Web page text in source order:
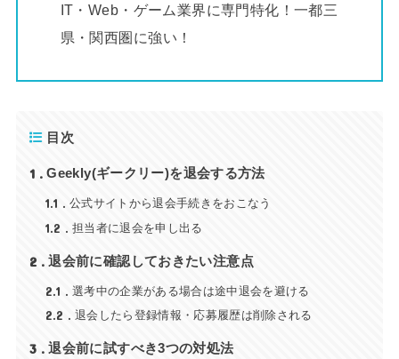
IT・Web・ゲーム業界に専門特化！一都三
県・関西圏に強い！
目次
1 Geekly(ギークリー)を退会する方法
1.1 公式サイトから退会手続きをおこなう
1.2 担当者に退会を申し出る
2 退会前に確認しておきたい注意点
2.1 選考中の企業がある場合は途中退会を避ける
2.2 退会したら登録情報・応募履歴は削除される
3 退会前に試すべき3つの対処法